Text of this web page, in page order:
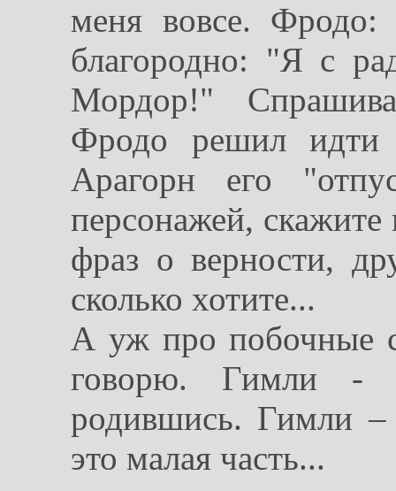
меня вовсе.
благородно: "Я с
Мордор!"
Фродо решил
Арагорн его
персонажей,
фраз о верности,
сколько хотите...
А уж про побочные
говорю. Гимли -
родившись. Гимли
это малая часть...